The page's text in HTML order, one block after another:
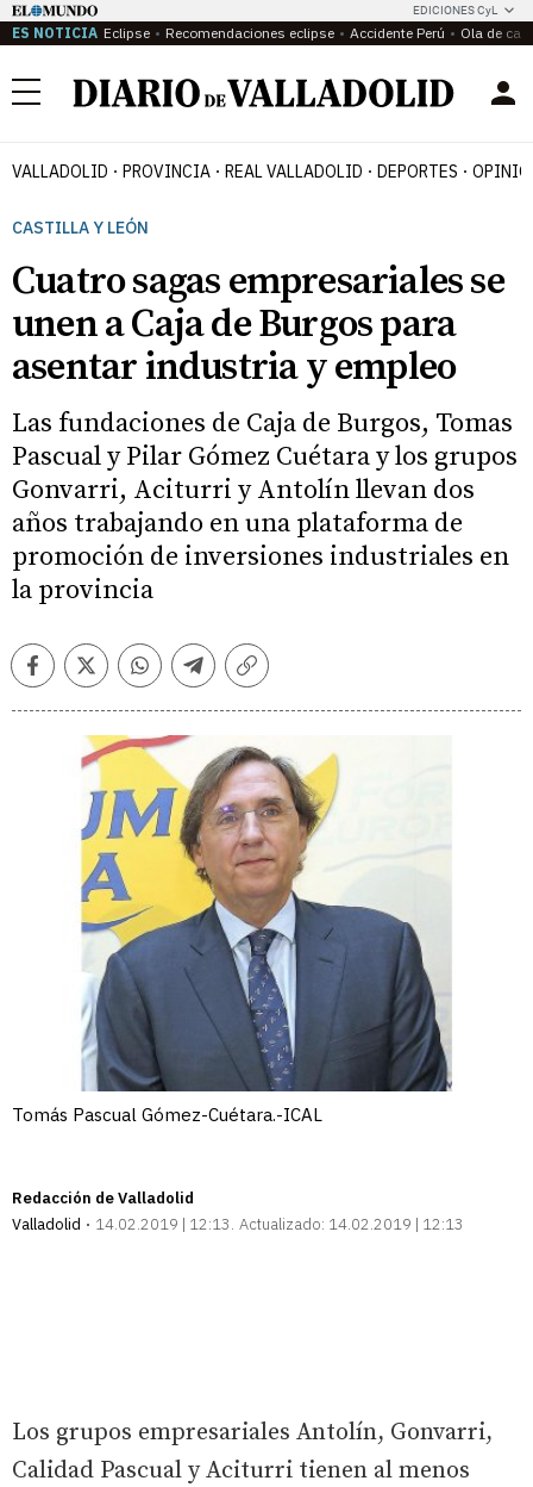
EDICIONES CyL
ES NOTICIA Eclipse Recomendaciones eclipse Accidente Perú Ola de
Menú
VALLADOLID PROVINCIA REAL VALLADOLID DEPORTES
CASTILLA Y LEÓN
Cuatro sagas empresariales se
unen a Caja de Burgos para
asentar industria y empleo
Las fundaciones de Caja de Burgos, Tomas
Pascual y Pilar Gómez Cuétara y los grupos
Gonvarri, Aciturri y Antolín llevan dos
años trabajando en una plataforma de
promoción de inversiones industriales en
la provincia
FacebookTwitterWhatsappTelegramCopiar
Tomás Pascual Gómez-Cuétara.-ICAL
Redacción de Valladolid
Valladolid
14.02.2019 | 12:13 Actualizado: 14.02.2019 | 12:13
Los grupos empresariales Antolín, Gonvarri,
Calidad Pascual y Aciturri tienen al menos